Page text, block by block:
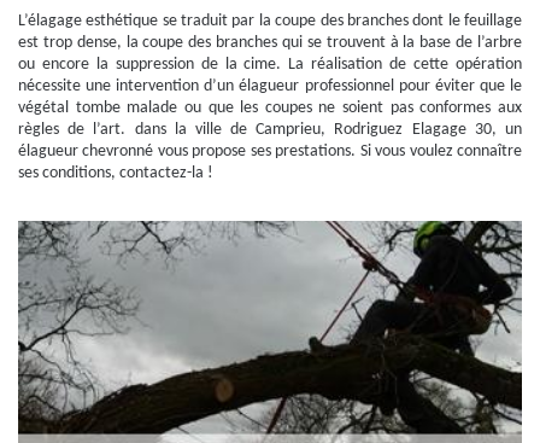
L’élagage esthétique se traduit par la coupe des branches dont le feuillage
est trop dense, la coupe des branches qui se trouvent à la base de l’arbre
ou encore la suppression de la cime. La réalisation de cette opération
nécessite une intervention d’un élagueur professionnel pour éviter que le
végétal tombe malade ou que les coupes ne soient pas conformes aux
règles de l’art. dans la ville de Camprieu, Rodriguez Elagage 30, un
élagueur chevronné vous propose ses prestations. Si vous voulez connaître
ses conditions, contactez-la !